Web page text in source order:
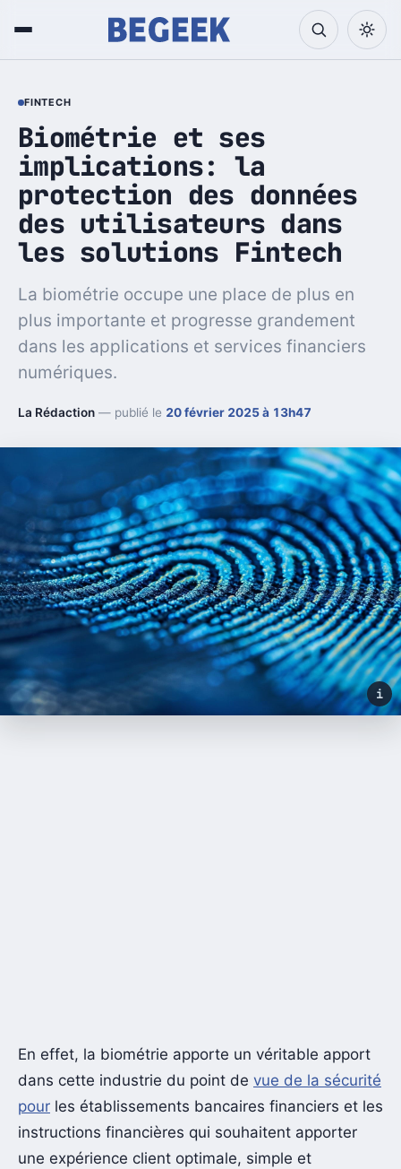
FINTECH
Biométrie et ses
implications: la
protection des données
des utilisateurs dans
les solutions Fintech
La biométrie occupe une place de plus en
plus importante et progresse grandement
dans les applications et services financiers
numériques.
La Rédaction — publié le 20 février 2025 à 13h47
i
En effet, la biométrie apporte un véritable apport
dans cette industrie du point de vue de la sécurité
pour les établissements bancaires financiers et les
instructions financières qui souhaitent apporter
une expérience client optimale, simple et